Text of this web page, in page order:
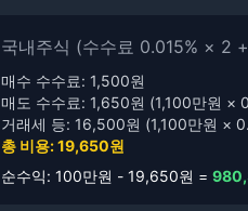
국내주식 (수수료 0.015% × 2
매수 수수료: 1,500원
매도 수수료: 1,650원 (1,100만원 ×
거래세 등: 16,500원 (1,100만원 ×
총 비용: 19,650원
순수익: 100만원 - 19,650원 =